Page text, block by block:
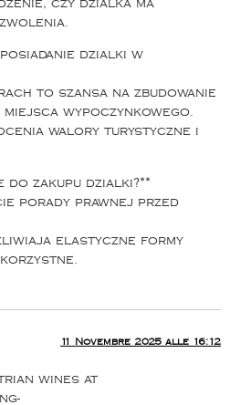
czy dzialka ma
dzialki w
to szansa na zbudowanie
wypoczynkowego.
walory turystyczne i
do zakupu dzialki?**
porady prawnej przed
elastyczne formy
11 Novembre 2025 alle 16:12
wines at